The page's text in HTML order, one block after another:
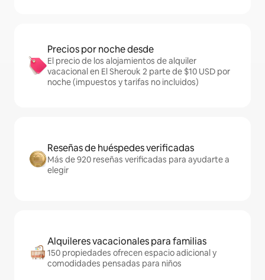
Precios por noche desde
El precio de los alojamientos de alquiler
vacacional en El Sherouk 2 parte de $10 USD por
noche (impuestos y tarifas no incluidos)
Reseñas de huéspedes verificadas
Más de 920 reseñas verificadas para ayudarte a
elegir
Alquileres vacacionales para familias
150 propiedades ofrecen espacio adicional y
comodidades pensadas para niños